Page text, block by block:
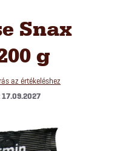
Snax
g
az értékeléshez
17.09.2027